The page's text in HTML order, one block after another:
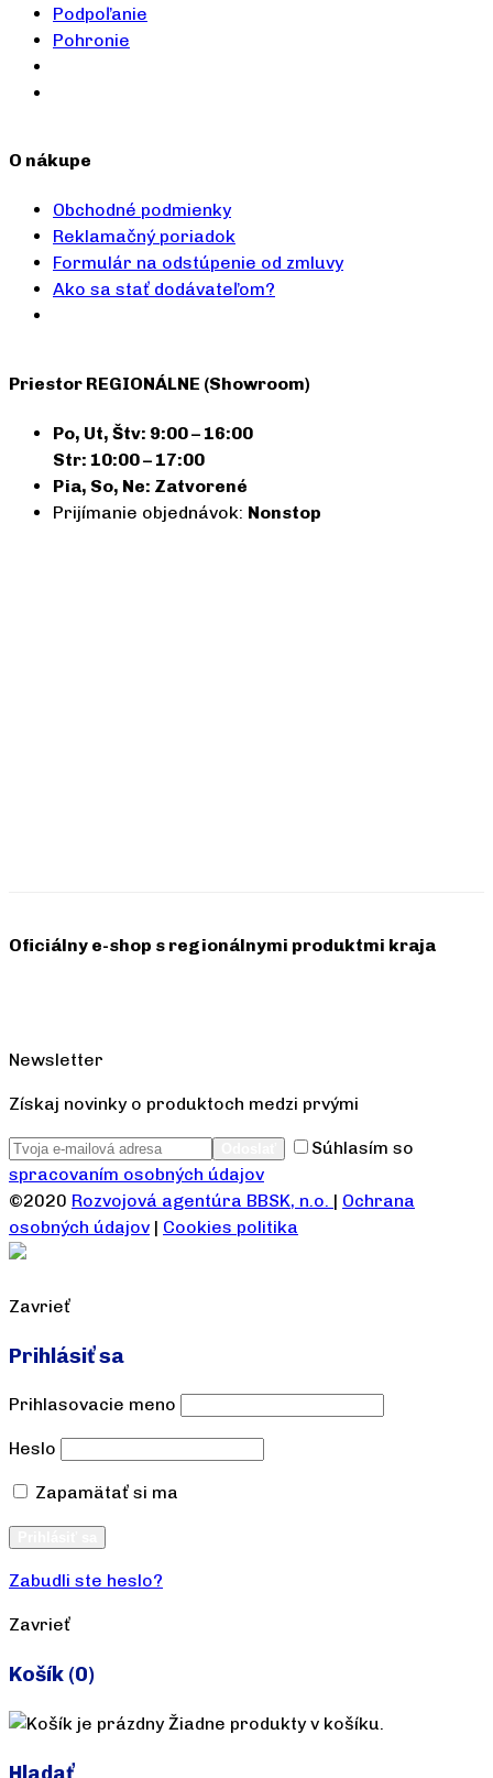
Podpoľanie
Pohronie
O nákupe
Obchodné podmienky
Reklamačný poriadok
Formulár na odstúpenie od zmluvy
Ako sa stať dodávateľom?
Priestor REGIONÁLNE (Showroom)
Po, Ut, Štv: 9:00 – 16:00
Str: 10:00 – 17:00
Pia, So, Ne: Zatvorené
Prijímanie objednávok: Nonstop
Oficiálny e-shop s regionálnymi produktmi kraja
Newsletter
Získaj novinky o produktoch medzi prvými
Súhlasím so
spracovaním osobných údajov
©2020 Rozvojová agentúra BBSK, n.o. | Ochrana
osobných údajov | Cookies politika
Zavrieť
Prihlásiť sa
Prihlasovacie meno
Heslo
Zapamätať si ma
Zabudli ste heslo?
Zavrieť
Košík (0)
Žiadne produkty v košíku.
Hladať